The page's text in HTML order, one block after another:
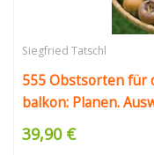
Siegfried Tatschl
555 Obstsorten für
balkon: Planen.
39,90 €